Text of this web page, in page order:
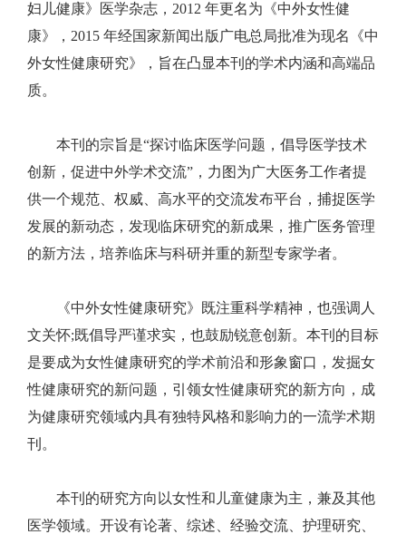
妇儿健康》医学杂志，2012 年更名为《中外女性健
康》，2015 年经国家新闻出版广电总局批准为现名《中
外女性健康研究》，旨在凸显本刊的学术内涵和高端品
质。
本刊的宗旨是“探讨临床医学问题，倡导医学技术
创新，促进中外学术交流”，力图为广大医务工作者提
供一个规范、权威、高水平的交流发布平台，捕捉医学
发展的新动态，发现临床研究的新成果，推广医务管理
的新方法，培养临床与科研并重的新型专家学者。
《中外女性健康研究》既注重科学精神，也强调人
文关怀;既倡导严谨求实，也鼓励锐意创新。本刊的目标
是要成为女性健康研究的学术前沿和形象窗口，发掘女
性健康研究的新问题，引领女性健康研究的新方向，成
为健康研究领域内具有独特风格和影响力的一流学术期
刊。
本刊的研究方向以女性和儿童健康为主，兼及其他
医学领域。开设有论著、综述、经验交流、护理研究、